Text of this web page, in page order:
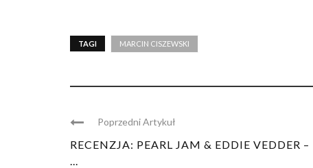
TAGI MARCIN CISZEWSKI
Poprzedni Artykuł
RECENZJA: PEARL JAM & EDDIE VEDDER –
...